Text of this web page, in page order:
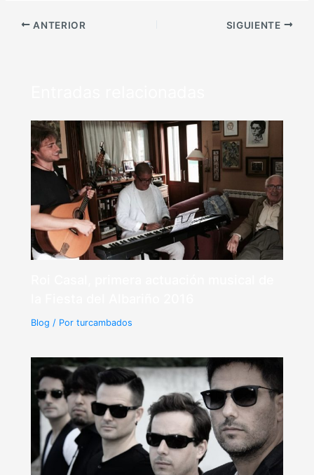
ANTERIOR SIGUIENTE
Blog / Porturcambados